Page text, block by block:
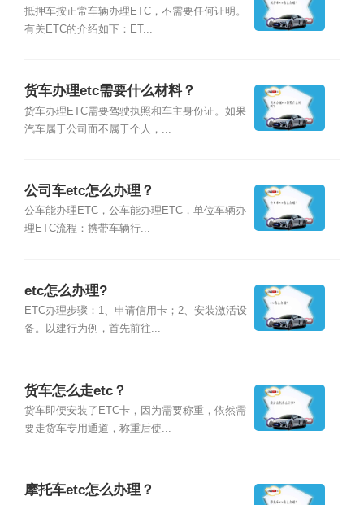
抵押车按正常车辆办理ETC，不需要任何证明。
有关ETC的介绍如下：ET...
货车办理etc需要什么材料？
货车办理ETC需要驾驶执照和车主身份证。如果
汽车属于公司而不属于个人，...
公司车etc怎么办理？
公车能办理ETC，公车能办理ETC，单位车辆办
理ETC流程：携带车辆行...
etc怎么办理?
ETC办理步骤：1、申请信用卡；2、安装激活设
备。以建行为例，首先前往...
货车怎么走etc？
货车即便安装了ETC卡，因为需要称重，依然需
要走货车专用通道，称重后使...
摩托车etc怎么办理？